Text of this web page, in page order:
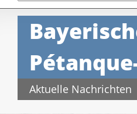
überspringen
Aktuelle Nachrichten